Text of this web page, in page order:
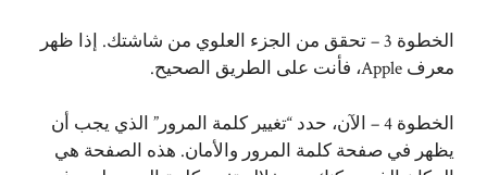
الخطوة 3 – تحقق من الجزء العلوي من شاشتك. إذا ظهر
معرف Apple، فأنت على الطريق الصحيح.
الخطوة 4 – الآن، حدد “تغيير كلمة المرور” الذي يجب أن
يظهر في صفحة كلمة المرور والأمان. هذه الصفحة هي